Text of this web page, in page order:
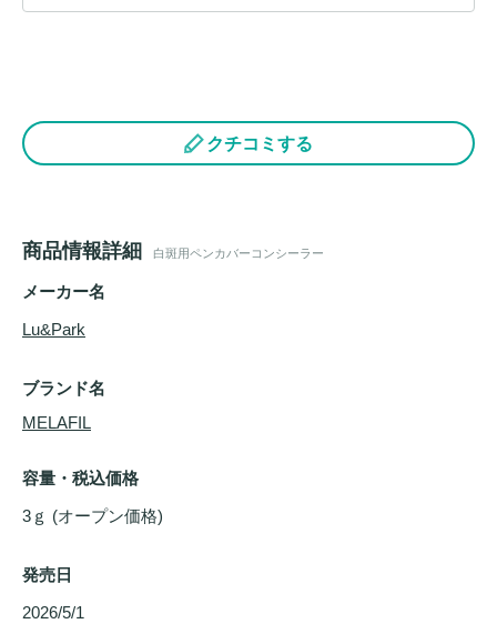
クチコミする
商品情報詳細 白斑用ペンカバーコンシーラー
メーカー名
Lu&Park
ブランド名
MELAFIL
容量・税込価格
3ｇ (オープン価格)
発売日
2026/5/1